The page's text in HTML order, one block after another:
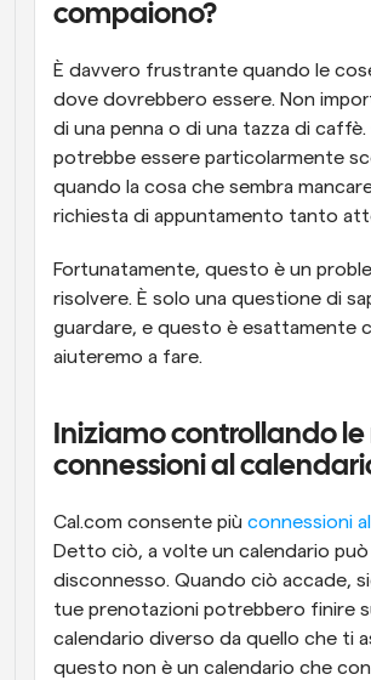
compaiono?
È davvero frustrante quando le
dove dovrebbero essere. Non
di una penna o di una tazza di
potrebbe essere particolarmente
quando la cosa che sembra
richiesta di appuntamento tanto
Fortunatamente, questo è un
risolvere. È solo una questione di
guardare, e questo è esattamente
aiuteremo a fare.
Iniziamo controllando le
connessioni al
Cal.com consente più connessioni
Detto ciò, a volte un calendario
disconnesso. Quando ciò accade,
tue prenotazioni potrebbero finire
calendario diverso da quello che ti
questo non è un calendario che